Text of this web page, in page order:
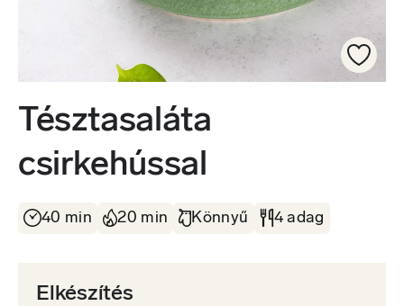
Tésztasaláta
csirkehússal
40 min 20 min Könnyű 4 adag
Elkészítés